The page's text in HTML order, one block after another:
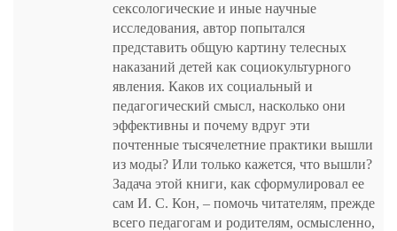
сексологические и иные научные
исследования, автор попытался
представить общую картину телесных
наказаний детей как социокультурного
явления. Каков их социальный и
педагогический смысл, насколько они
эффективны и почему вдруг эти
почтенные тысячелетние практики вышли
из моды? Или только кажется, что вышли?
Задача этой книги, как сформулировал ее
сам И. С. Кон, – помочь читателям, прежде
всего педагогам и родителям, осмысленно,